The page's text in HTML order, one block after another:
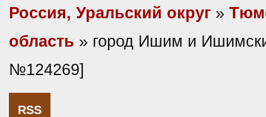
Россия, Уральский округ »
область » город Ишим и
№124269]
RSS